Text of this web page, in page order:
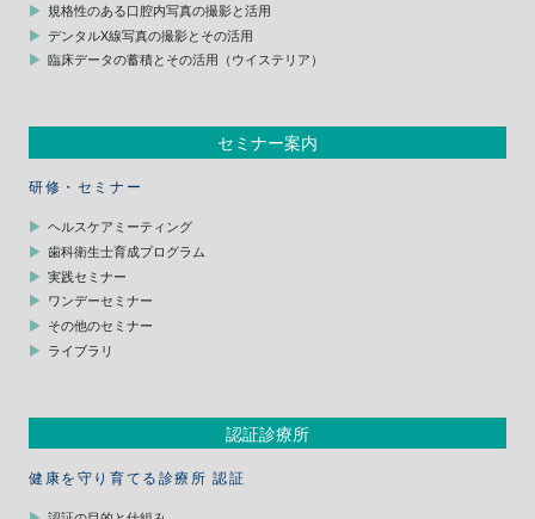
規格性のある口腔内写真の撮影と活用
デンタルX線写真の撮影とその活用
臨床データの蓄積とその活用（ウイステリア）
セミナー案内
研修・セミナー
ヘルスケアミーティング
歯科衛生士育成プログラム
実践セミナー
ワンデーセミナー
その他のセミナー
ライブラリ
認証診療所
健康を守り育てる診療所 認証